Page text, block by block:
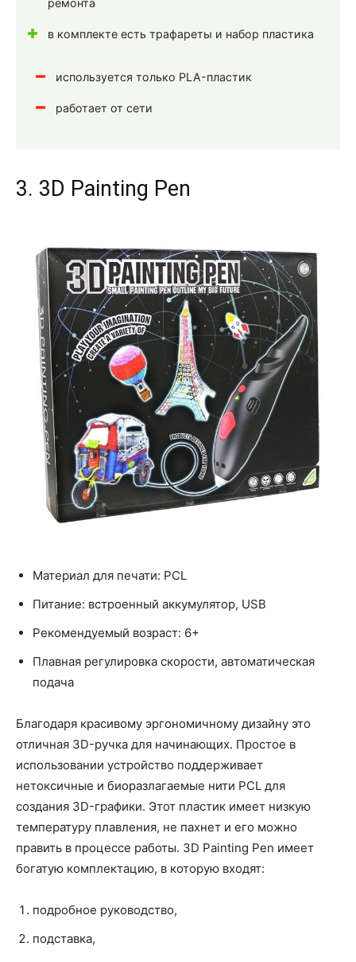
в комплекте есть трафареты и набор пластика
используется только PLA-пластик
работает от сети
3. 3D Painting Pen
Материал для печати: PCL
Питание: встроенный аккумулятор, USB
Рекомендуемый возраст: 6+
Плавная регулировка скорости, автоматическая
подача
Благодаря красивому эргономичному дизайну это
отличная 3D-ручка для начинающих. Простое в
использовании устройство поддерживает
нетоксичные и биоразлагаемые нити PCL для
создания 3D-графики. Этот пластик имеет низкую
температуру плавления, не пахнет и его можно
править в процессе работы. 3D Painting Pen имеет
богатую комплектацию, в которую входят:
подробное руководство,
подставка,